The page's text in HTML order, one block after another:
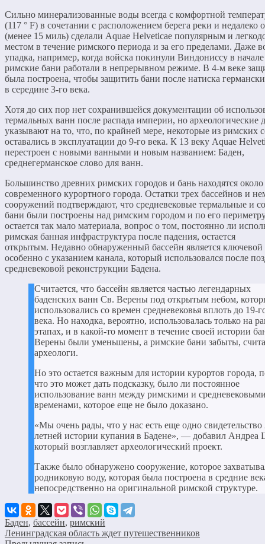
Сильно минерализованные воды всегда с комфортной
(117 ° F) в сочетании с расположением берега реки и недалеко
(менее 15 миль) сделали Aquae Helveticae популярным и
местом в течение римского периода и за его пределами. Даже
упадка, например, когда войска покинули Виндониссу в начале
римские бани работали в непрерывном режиме. В 4-м веке
была построена, чтобы защитить бани после натиска
в середине 3-го века.
Хотя до сих пор нет сохранившейся документации об
термальных ванн после распада империи, но археологические
указывают на то, что, по крайней мере, некоторые из римских
оставались в эксплуатации до 9-го века. К 13 веку Aquae
перестроен с новыми ванными и новым названием: Баден,
среднегерманское слово для ванн.
Большинство древних римских городов и бань находятся около
современного курортного города. Остатки трех бассейнов и
сооружений подтверждают, что средневековые термальные и
бани были построены над римским городом и по его
остается так мало материала, вопрос о том, постоянно ли
римская банная инфраструктура после падения, остается
открытым. Недавно обнаруженный бассейн является ключевой
особенно с указанием канала, который использовался после
средневековой реконструкции Бадена.
Считается, что бассейн является частью легендарных
баденских ванн Св. Верены под открытым небом,
использовались со времен средневековья вплоть до 19-
века. Но находка, вероятно, использовалась только на
этапах, и в какой-то момент в течение своей истории
Верены были уменьшены, а римские бани забыты,
археологи.
Но это остается важным для истории курортов города,
что это может дать подсказку, было ли постоянное
использование ванн между римскими и
временами, которое еще не было доказано.
«Мы очень рады, что у нас есть еще одно свидетельство
летней истории купания в Бадене», — добавил Андреа
который возглавляет археологический проект.
Также было обнаружено сооружение, которое
родниковую воду, которая была построена в средние
непосредственно на оригинальной римской структуре.
Баден, бассейн, римский
Ленинградская область ждет путешественников